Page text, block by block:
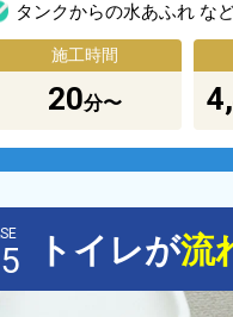
タンクからの水あふれ な
施工時間
20分〜
トイレが流